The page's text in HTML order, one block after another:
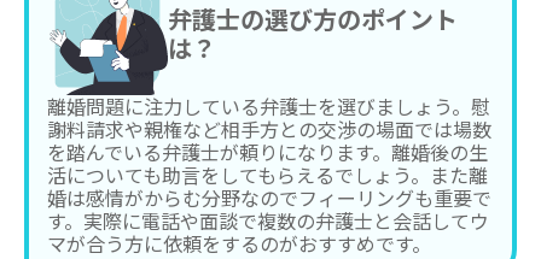
弁護士の選び方のポイント
は？
離婚問題に注力している弁護士を選びましょう。慰
謝料請求や親権など相手方との交渉の場面では場数
を踏んでいる弁護士が頼りになります。離婚後の生
活についても助言をしてもらえるでしょう。また離
婚は感情がからむ分野なのでフィーリングも重要で
す。実際に電話や面談で複数の弁護士と会話してウ
マが合う方に依頼をするのがおすすめです。